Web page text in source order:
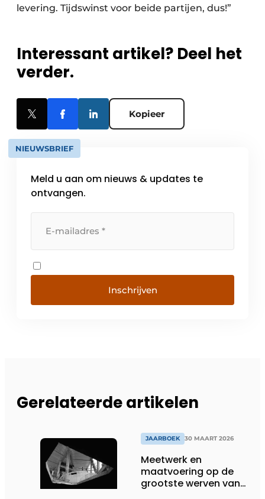
levering. Tijdswinst voor beide partijen, dus!”
Interessant artikel? Deel het
verder.
Kopieer
NIEUWSBRIEF
Meld u aan om nieuws & updates te
ontvangen.
Inschrijven
Gerelateerde artikelen
JAARBOEK 30 MAART 2026
Meetwerk en
maatvoering op de
grootste werven van